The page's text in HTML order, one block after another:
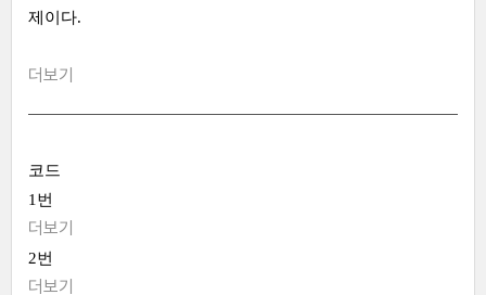
제이다.
더보기
코드
1번
더보기
2번
더보기